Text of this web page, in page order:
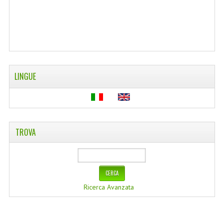
OLI ESSENZIALI
FITOTERAPIA NEWS
FIORI DI BACH
LINEA OK
MONDO MANCINO
LINGUE
TROVA
Ricerca Avanzata